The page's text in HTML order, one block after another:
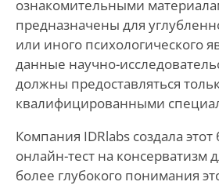
ознакомительными
предназначены для
или иного психологического
данные научно-
должны предоставляться
квалифицированными
Компания IDRlabs создала
онлайн-тест на консерватизм
более глубокого понимания